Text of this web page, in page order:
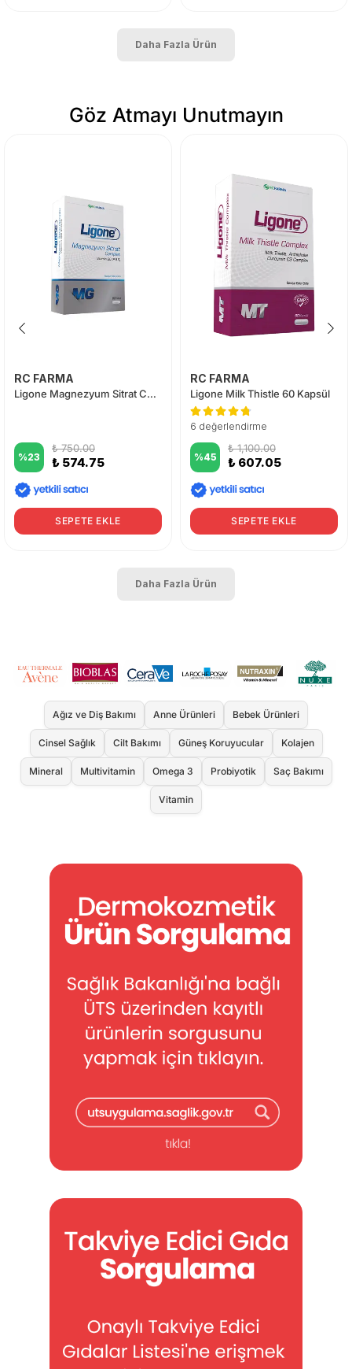
Daha Fazla Ürün
Göz Atmayı Unutmayın
RC FARMA
Ligone Magnezyum Sitrat Complex 60 Tablet
%23
₺ 750.00
₺ 574.75
SEPETE EKLE
RC FARMA
Ligone Milk Thistle 60 Kapsül
6 değerlendirme
%45
₺ 1,100.00
₺ 607.05
SEPETE EKLE
Daha Fazla Ürün
Ağız ve Diş Bakımı Anne Ürünleri Bebek Ürünleri
Cinsel Sağlık Cilt Bakımı Güneş Koruyucular Kolajen
Mineral Multivitamin Omega 3 Probiyotik Saç Bakımı
Vitamin